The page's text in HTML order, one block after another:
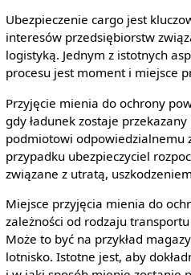
Ubezpieczenie cargo jest
interesów przedsiębiorstw
logistyką. Jednym z istotnych
procesu jest moment i miejsce
Przyjęcie mienia do ochrony
gdy ładunek zostaje
podmiotowi odpowiedzialnemu
przypadku ubezpieczyciel
związane z utratą,
Miejsce przyjęcia mienia do
zależności od rodzaju
Może to być na przykład
lotnisko. Istotne jest, aby